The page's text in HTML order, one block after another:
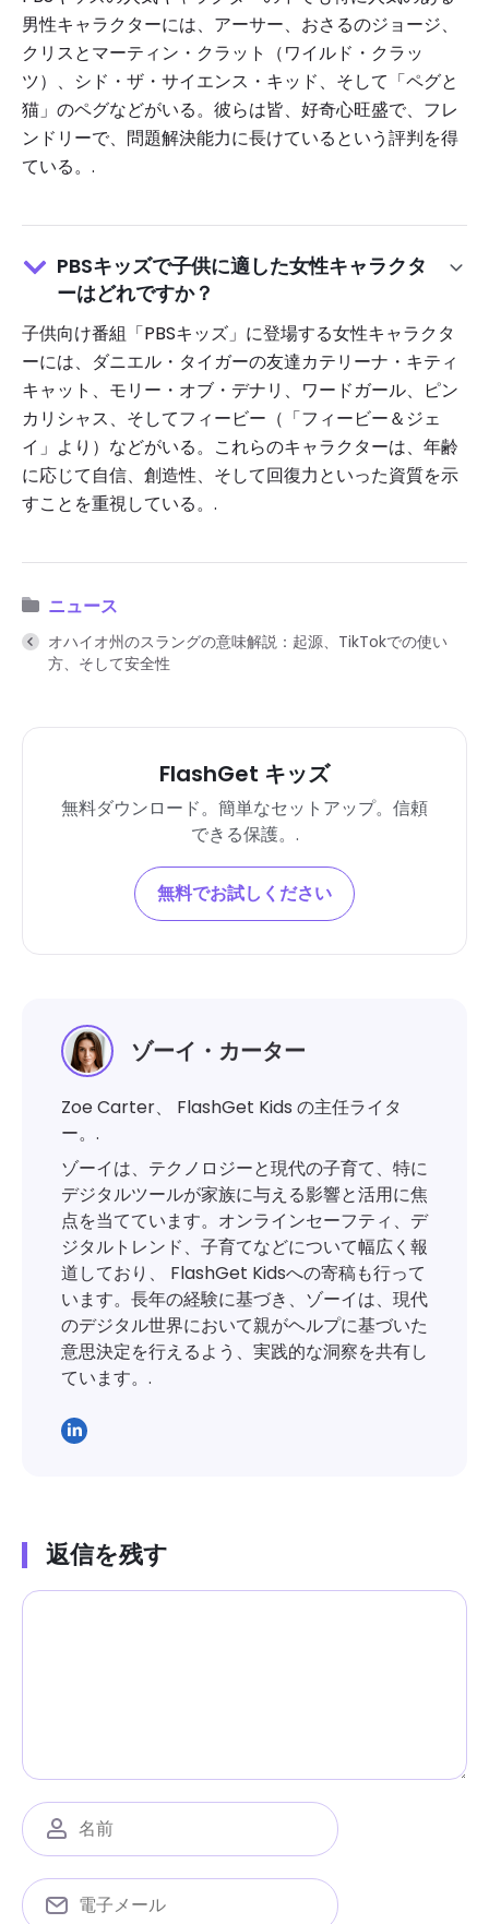
男性キャラクターには、アーサー、おさるのジョージ、
クリスとマーティン・クラット（ワイルド・クラッ
ツ）、シド・ザ・サイエンス・キッド、そして「ペグと
猫」のペグなどがいる。彼らは皆、好奇心旺盛で、フレ
ンドリーで、問題解決能力に長けているという評判を得
ている。.
PBSキッズで子供に適した女性キャラクタ
ーはどれですか？
子供向け番組「PBSキッズ」に登場する女性キャラクタ
ーには、ダニエル・タイガーの友達カテリーナ・キティ
キャット、モリー・オブ・デナリ、ワードガール、ピン
カリシャス、そしてフィービー（「フィービー＆ジェ
イ」より）などがいる。これらのキャラクターは、年齢
に応じて自信、創造性、そして回復力といった資質を示
すことを重視している。.
ニュース
オハイオ州のスラングの意味解説：起源、TikTokでの使い
方、そして安全性
FlashGet キッズ
無料ダウンロード。簡単なセットアップ。信頼
できる保護。.
無料でお試しください
ゾーイ・カーター
Zoe Carter、 FlashGet Kids の主任ライタ
ー。.
ゾーイは、テクノロジーと現代の子育て、特に
デジタルツールが家族に与える影響と活用に焦
点を当てています。オンラインセーフティ、デ
ジタルトレンド、子育てなどについて幅広く報
道しており、 FlashGet Kidsへの寄稿も行って
います。長年の経験に基づき、ゾーイは、現代
のデジタル世界において親がヘルプに基づいた
意思決定を行えるよう、実践的な洞察を共有し
ています。.
返信を残す